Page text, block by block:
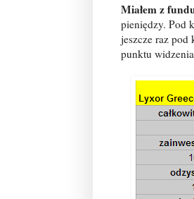
Miałem z
pieniędzy. Pod
jeszcze raz pod
punktu